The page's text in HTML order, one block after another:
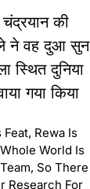
की
ने वह दुआ सुन
स्थित दुनिया
गया किया
Rewa Is
World Is
So There
Research For